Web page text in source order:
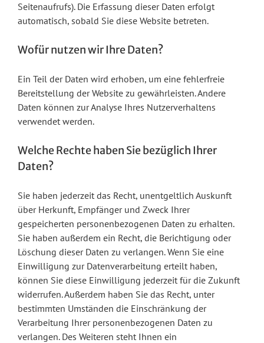
Seitenaufrufs). Die Erfassung dieser Daten erfolgt
automatisch, sobald Sie diese Website betreten.
Wofür nutzen wir Ihre Daten?
Ein Teil der Daten wird erhoben, um eine fehlerfreie
Bereitstellung der Website zu gewährleisten. Andere
Daten können zur Analyse Ihres Nutzerverhaltens
verwendet werden.
Welche Rechte haben Sie bezüglich Ihrer
Daten?
Sie haben jederzeit das Recht, unentgeltlich Auskunft
über Herkunft, Empfänger und Zweck Ihrer
gespeicherten personenbezogenen Daten zu erhalten.
Sie haben außerdem ein Recht, die Berichtigung oder
Löschung dieser Daten zu verlangen. Wenn Sie eine
Einwilligung zur Datenverarbeitung erteilt haben,
können Sie diese Einwilligung jederzeit für die Zukunft
widerrufen. Außerdem haben Sie das Recht, unter
bestimmten Umständen die Einschränkung der
Verarbeitung Ihrer personenbezogenen Daten zu
verlangen. Des Weiteren steht Ihnen ein